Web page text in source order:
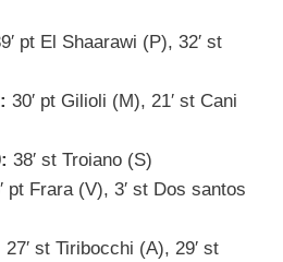
pt El Shaarawi (P), 32′ st
30′ pt Gilioli (M), 21′ st Cani
38′ st Troiano (S)
pt Frara (V), 3′ st Dos santos
27′ st Tiribocchi (A), 29′ st